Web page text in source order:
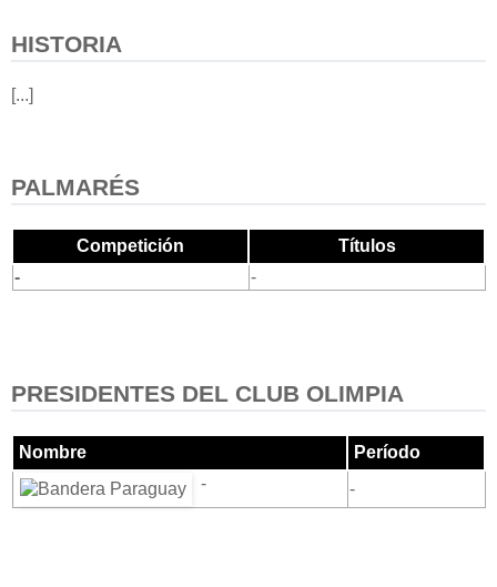
HISTORIA
[...]
PALMARÉS
Competición
Títulos
-
-
PRESIDENTES DEL CLUB OLIMPIA
Nombre
Período
-
-